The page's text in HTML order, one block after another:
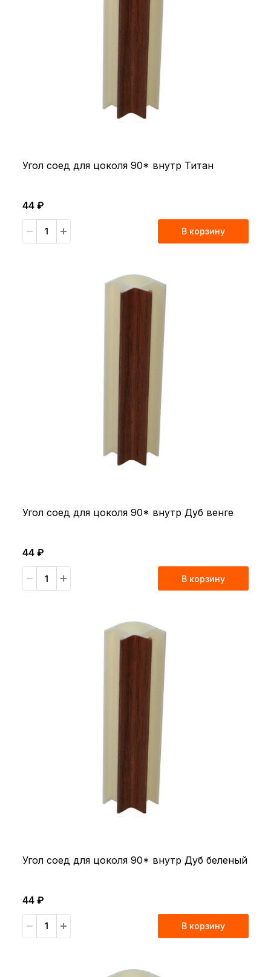
Угол соед для цоколя 90* внутр Титан
44 ₽
В корзину
Угол соед для цоколя 90* внутр Дуб венге
44 ₽
В корзину
Угол соед для цоколя 90* внутр Дуб беленый
44 ₽
В корзину